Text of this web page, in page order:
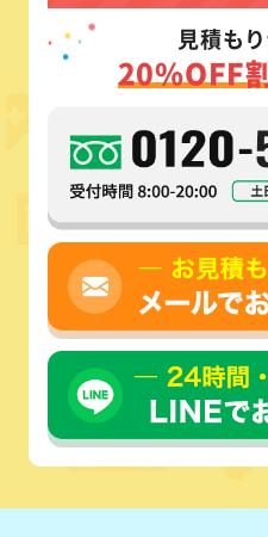
見積も
20%OFF